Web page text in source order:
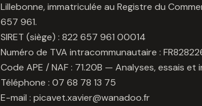
Lillebonne, immatriculée au Registre du
657 961.
SIRET (siège) : 822 657 961 00014
Numéro de TVA intracommunautaire :
Code APE / NAF : 71.20B — Analyses, essais
Téléphone : 07 68 78 13 75
E-mail : picavet.xavier@wanadoo.fr